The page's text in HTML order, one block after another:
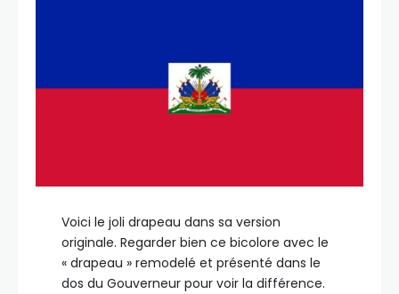
Voici le joli drapeau dans sa version
originale. Regarder bien ce bicolore avec le
« drapeau » remodelé et présenté dans le
dos du Gouverneur pour voir la différence.